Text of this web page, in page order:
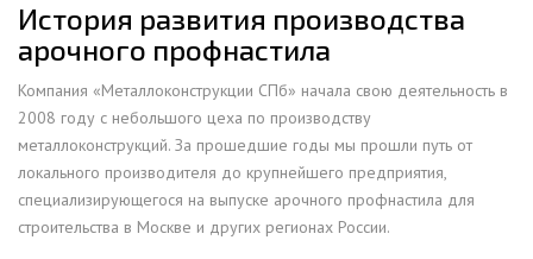
История развития производства
арочного профнастила
Компания «Металлоконструкции СПб» начала свою деятельность в
2008 году с небольшого цеха по производству
металлоконструкций. За прошедшие годы мы прошли путь от
локального производителя до крупнейшего предприятия,
специализирующегося на выпуске арочного профнастила для
строительства в Москве и других регионах России.